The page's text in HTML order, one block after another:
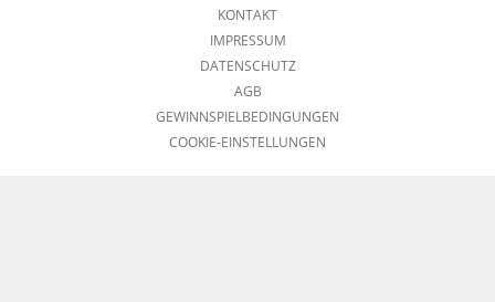
KONTAKT
IMPRESSUM
DATENSCHUTZ
AGB
GEWINNSPIELBEDINGUNGEN
COOKIE-EINSTELLUNGEN